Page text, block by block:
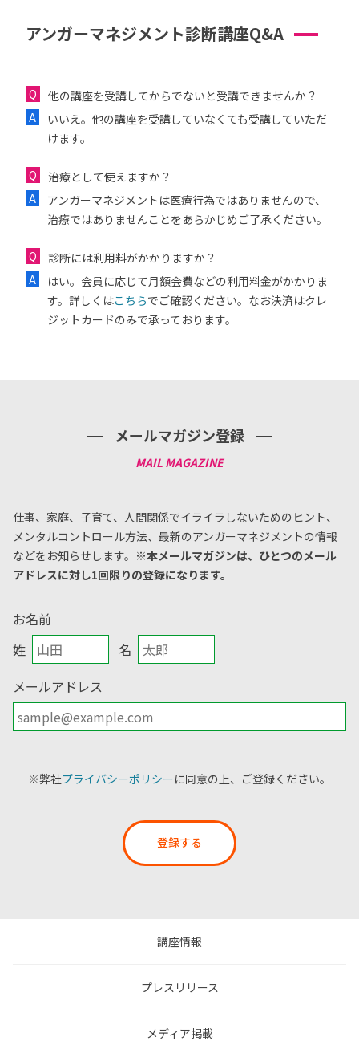
アンガーマネジメント診断講座Q&A
他の講座を受講してからでないと受講できませんか？
いいえ。他の講座を受講していなくても受講していただ
けます。
治療として使えますか？
アンガーマネジメントは医療行為ではありませんので、
治療ではありませんことをあらかじめご了承ください。
診断には利用料がかかりますか？
はい。会員に応じて月額会費などの利用料金がかかりま
す。詳しくはこちらでご確認ください。なお決済はクレ
ジットカードのみで承っております。
メールマガジン登録
仕事、家庭、子育て、人間関係でイライラしないためのヒント、
メンタルコントロール方法、 最新のアンガーマネジメントの情報
などをお知らせします。 ※本メールマガジンは、ひとつのメール
アドレスに対し1回限りの登録になります。
お名前
姓
名
メールアドレス
※弊社プライバシーポリシーに同意の上、ご登録ください。
登録する
講座情報
プレスリリース
メディア掲載